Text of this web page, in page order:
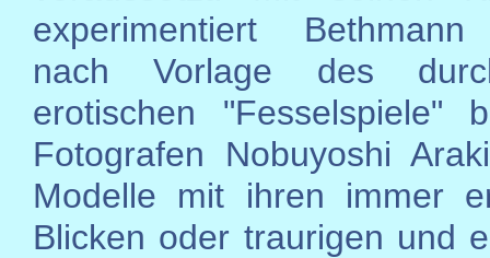
experimentiert
nach Vorlage des
erotischen "Fesselspiele"
Fotografen Nobuyoshi
Modelle mit ihren immer
Blicken oder traurigen und